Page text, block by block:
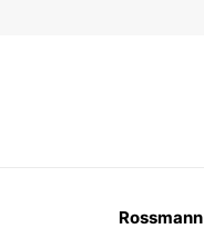
Rossmann